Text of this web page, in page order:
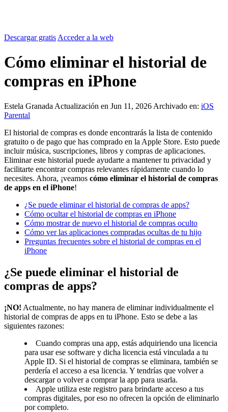
Descargar gratis Acceder a la web
Cómo eliminar el historial de
compras en iPhone
Estela Granada Actualización en Jun 11, 2026 Archivado en: iOS
Parental
El historial de compras es donde encontrarás la lista de contenido
gratuito o de pago que has comprado en la Apple Store. Esto puede
incluir música, suscripciones, libros y compras de aplicaciones.
Eliminar este historial puede ayudarte a mantener tu privacidad y
facilitarte encontrar compras relevantes rápidamente cuando lo
necesites. Ahora, ¡veamos cómo eliminar el historial de compras
de apps en el iPhone!
¿Se puede eliminar el historial de compras de apps?
Cómo ocultar el historial de compras en iPhone
Cómo mostrar de nuevo el historial de compras oculto
Cómo ver las aplicaciones compradas ocultas de tu hijo
Preguntas frecuentes sobre el historial de compras en el
iPhone
¿Se puede eliminar el historial de
compras de apps?
¡NO! Actualmente, no hay manera de eliminar individualmente el
historial de compras de apps en tu iPhone. Esto se debe a las
siguientes razones:
Cuando compras una app, estás adquiriendo una licencia
para usar ese software y dicha licencia está vinculada a tu
Apple ID. Si el historial de compras se eliminara, también se
perdería el acceso a esa licencia. Y tendrías que volver a
descargar o volver a comprar la app para usarla.
Apple utiliza este registro para brindarte acceso a tus
compras digitales, por eso no ofrecen la opción de eliminarlo
por completo.